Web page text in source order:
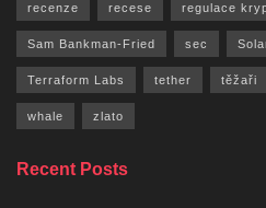
recenze recese regulace
Sam Bankman-Fried sec
Terraform Labs tether těžaři
whale zlato
Recent Posts